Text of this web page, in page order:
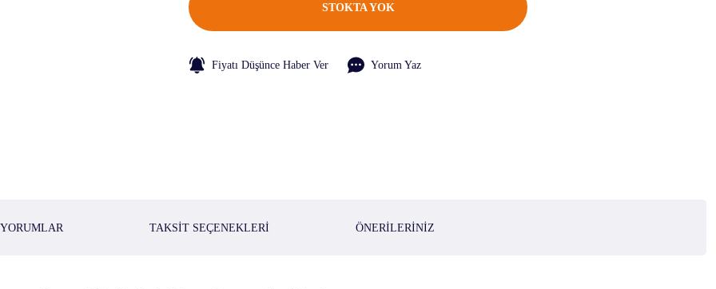
STOKTA YOK
Fiyatı Düşünce Haber Ver Yorum Yaz
YORUMLAR TAKSIT SEÇENEKLERI ÖNERILERINIZ